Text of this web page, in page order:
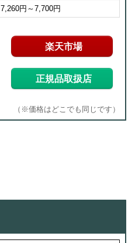
7,260円～7,700円
楽天市場
正規品取扱店
（※価格はどこでも同じです）